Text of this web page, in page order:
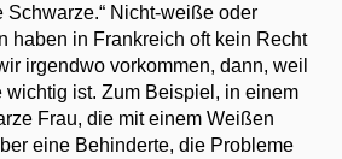
Nicht-weiße oder
haben in Frankreich oft kein Recht
irgendwo vorkommen, dann, weil
wichtig ist. Zum Beispiel, in einem
Frau, die mit einem Weißen
eine Behinderte, die Probleme